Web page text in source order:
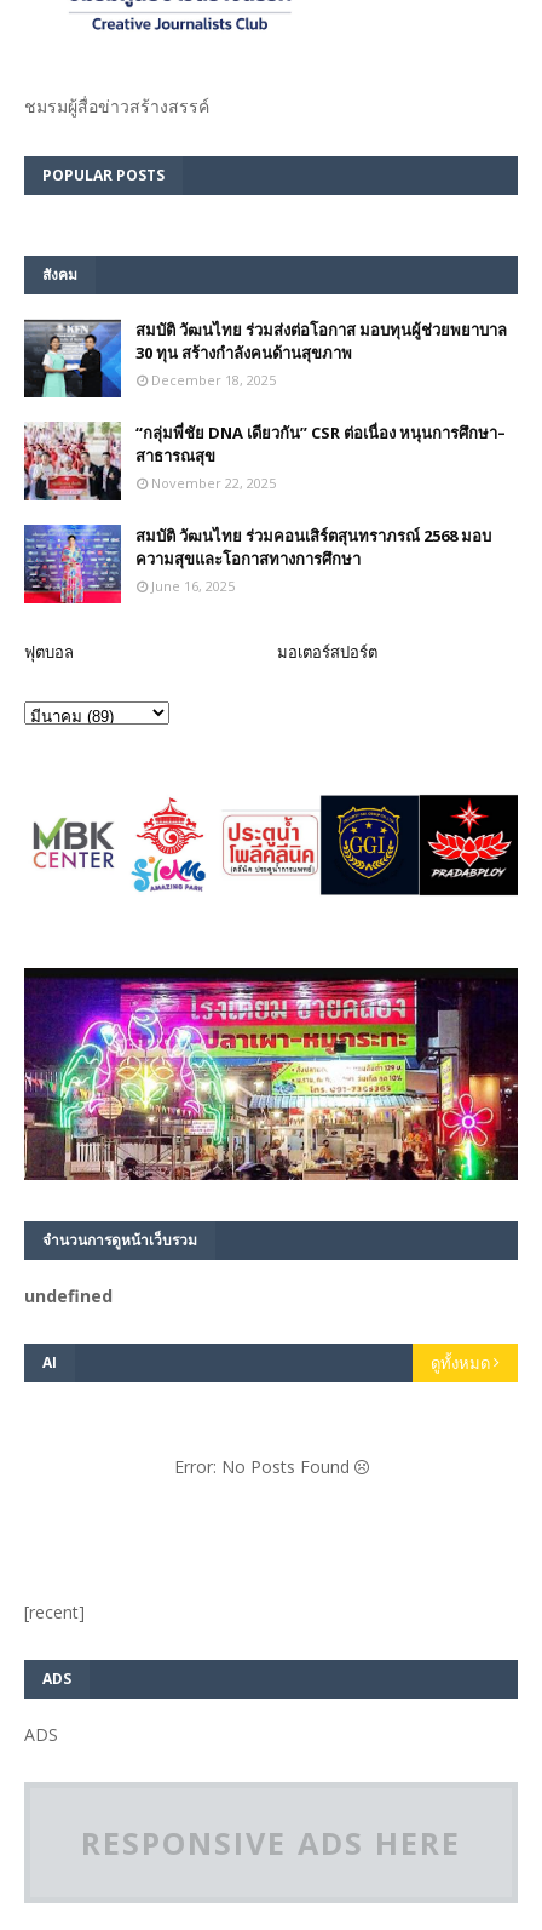
ชมรม​ผู้สื่อข่าวสร้างสรรค์​
POPULAR POSTS
สังคม
สมบัติ วัฒนไทย ร่วมส่งต่อโอกาส มอบทุนผู้ช่วยพยาบาล
30 ทุน สร้างกำลังคนด้านสุขภาพ
December 18, 2025
“กลุ่มพี่ชัย DNA เดียวกัน” CSR ต่อเนื่อง หนุนการศึกษา–
สาธารณสุข
November 22, 2025
สมบัติ วัฒนไทย ร่วมคอนเสิร์ตสุนทราภรณ์ 2568 มอบ
ความสุขและโอกาสทางการศึกษา
June 16, 2025
ฟุตบอล มอเตอร์สปอร์ต
จำนวนการดูหน้าเว็บรวม
undefned
AI ดูทั้งหมด
Error: No Posts Found
[recent]
ADS
ADS
RESPONSIVE ADS HERE